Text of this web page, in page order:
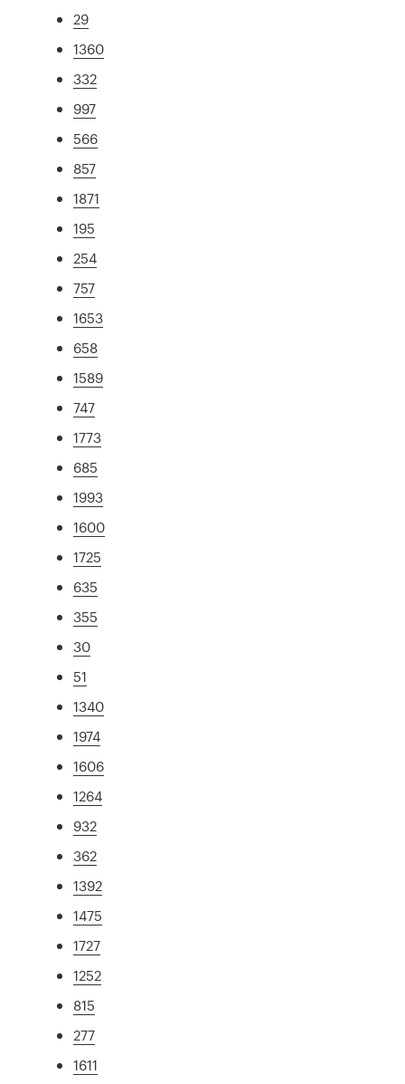
29
1360
332
997
566
857
1871
195
254
757
1653
658
1589
747
1773
685
1993
1600
1725
635
355
30
51
1340
1974
1606
1264
932
362
1392
1475
1727
1252
815
277
1611